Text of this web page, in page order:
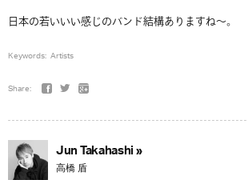
日本の若いいい感じのバンド結構ありますね〜。
Keywords: Artists
Share:
Jun Takahashi »
高橋 盾